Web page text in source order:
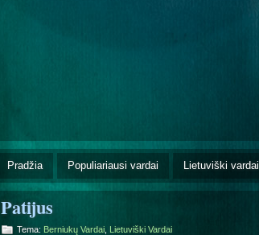
Pradžia Populiariausi vardai Lietuviški vardai
Patijus
Tema: Berniukų Vardai Lietuviški Vardai